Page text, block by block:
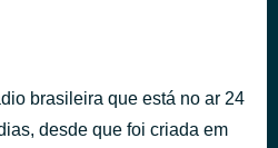
brasileira que está no ar 24
desde que foi criada em